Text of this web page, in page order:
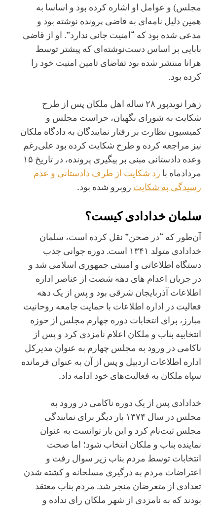
مجلس) و عوامل او اشاره کرده بود و اساسا به
همین دلیل نامه‌ای به قاضی پرونده نوشته بود و
مدعی شده بود که “امنیت جانی ندارد”. او از قاضی
بابایی بر اساس دست‌نوشته‌ای که پیشتر توسط
هرانا منتشر شده بود تقاضای تامین امنیت خود را
کرده بود.
زهرا نویدپور ۲۸ ساله اهل ملکان پس از طرح
شکایت به شورای نگهبان، حراست مجلس و
کمیسیون نظارت بر رفتار نمایندگان به دادگاه ملکان
نیز مراجعه کرده و طرح شکایت کرده بود علی‌رغم
وعده دادستانی مبنی بر پیگیری پرونده، در تاریخ ۱۵
مردادماه با رد شکایت از طرف دادستانی و عدم
رسیدگی به شکایت روبرو شده بود.
سلمان خدادادی کیست؟
آن‌طور که “در صحن” نقل کرده است، سلمان
خدادادی متولد ۱۳۴۱ است. دوره جوانی جذب
دستگاه اطلاعاتی و امنیتی جمهوری اسلامی شد و
در جریان اعدام های دهه شصت از عناصر اداره
اطلاعات آذربایجان شرقی بود و پس از یک دهه
فعالیت در اداره اطلاعات با حمایت جامعه روحانیت
مبارز، برای انتخابات دوره چهارم مجلس از حوزه
انتخابیه بناب و ملکان اعلام نامزدی کرد و پس از
ناکامی در ورود به مجلس چهارم به عنوان مدیرکل
اداره اطلاعات اردبیل و پس از آن به عنوان فرمانده
سپاه ملکان به فعالیت‌های خود ادامه داد.
خدادادی پس از یک دوره ناکامی در ورود به
مجلس در سال ۱۳۷۴ بار دیگر برای نمایندگی
مجلس ثبت‌نام کرد و این بار توانست به عنوان
نماینده بناب و ملکان انتخاب شود؛ اما صحت
انتخابات توسط مردم بناب زیر سوال رفت و
اعتراضات مردم به درگیری مسلحانه و کشته شدن
تعدادی از متعرضان منجر شد. مردم بناب معتقد
بودند که به نامزدی از شهر ملکان رای نداده و